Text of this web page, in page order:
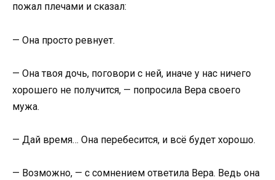
пожал плечами и сказал:
— Она просто ревнует.
— Она твоя дочь, поговори с ней, иначе у нас ничего
хорошего не получится, — попросила Вера своего
мужа.
— Дай время… Она перебесится, и всё будет хорошо.
— Возможно, — с сомнением ответила Вера. Ведь она